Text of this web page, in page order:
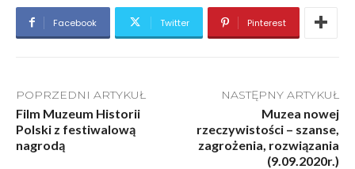
Facebook Twitter Pinterest
POPRZEDNI ARTYKUŁ
Film Muzeum Historii
Polski z festiwalową
nagrodą
NASTĘPNY ARTYKUŁ
Muzea nowej
rzeczywistości – szanse,
zagrożenia, rozwiązania
(9.09.2020r.)